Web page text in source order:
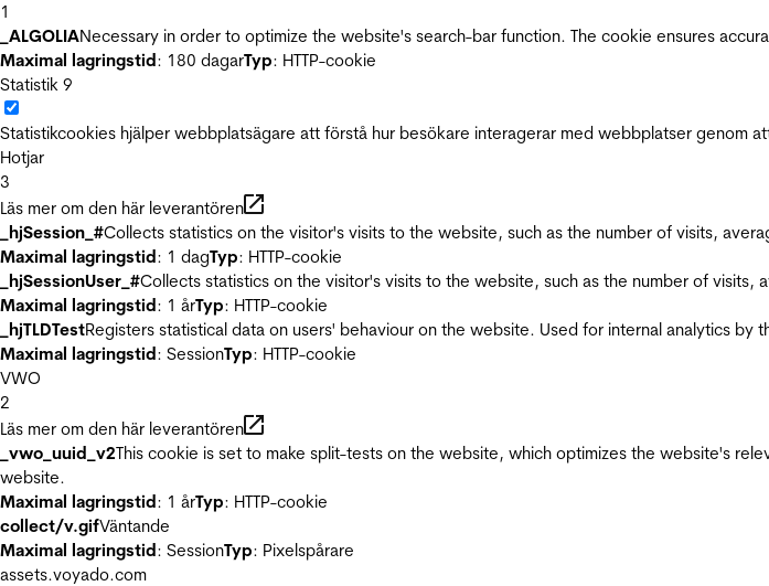
1
_ALGOLIANecessary in order to optimize the website's search-bar function. The cookie ensures
Maximal lagringstid: 180 dagarTyp: HTTP-cookie
Statistik 9
Statistikcookies hjälper webbplatsägare att förstå hur besökare interagerar med webbplatser genom
Hotjar
3
Läs mer om den här leverantören
_hjSession_#Collects statistics on the visitor's visits to the website, such as the number of visits,
Maximal lagringstid: 1 dagTyp: HTTP-cookie
_hjSessionUser_#Collects statistics on the visitor's visits to the website, such as the number of
Maximal lagringstid: 1 årTyp: HTTP-cookie
_hjTLDTestRegisters statistical data on users' behaviour on the website. Used for internal analytics by
Maximal lagringstid: SessionTyp: HTTP-cookie
VWO
2
Läs mer om den här leverantören
_vwo_uuid_v2This cookie is set to make split-tests on the website, which optimizes the website's
website.
Maximal lagringstid: 1 årTyp: HTTP-cookie
collect/v.gifVäntande
Maximal lagringstid: SessionTyp: Pixelspårare
assets.voyado.com